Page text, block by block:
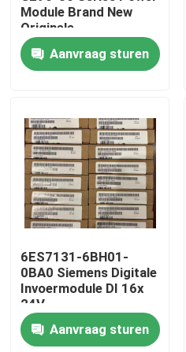
Fabrieksreis
Contacteer ons
Verzoek om een Citaat
Industriële Servoaandrijving
AC Servoversterker
Module Brand New
Originele
Aanvraag sturen
6ES7131-6BH01-
0BA0 Siemens Digitale
Invoermodule DI 16x
24V
gelijkstroomstandaard
Aanvraag sturen